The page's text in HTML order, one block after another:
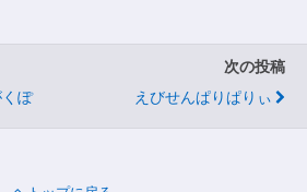
ぽ
次の投稿
えびせんぱりぱりぃ